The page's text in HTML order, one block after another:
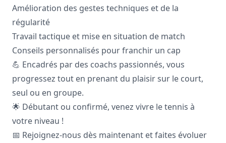
Amélioration des gestes techniques et de la
régularité
Travail tactique et mise en situation de match
Conseils personnalisés pour franchir un cap
💪 Encadrés par des coachs passionnés, vous
progressez tout en prenant du plaisir sur le court,
seul ou en groupe.
🌟 Débutant ou confirmé, venez vivre le tennis à
votre niveau !
📅 Rejoignez-nous dès maintenant et faites évoluer